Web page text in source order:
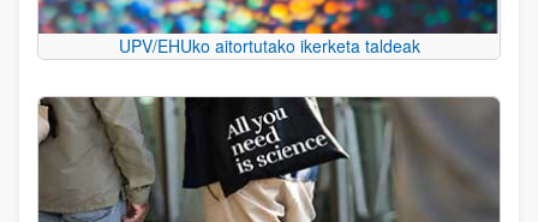
UPV/EHUko aitortutako ikerketa taldeak